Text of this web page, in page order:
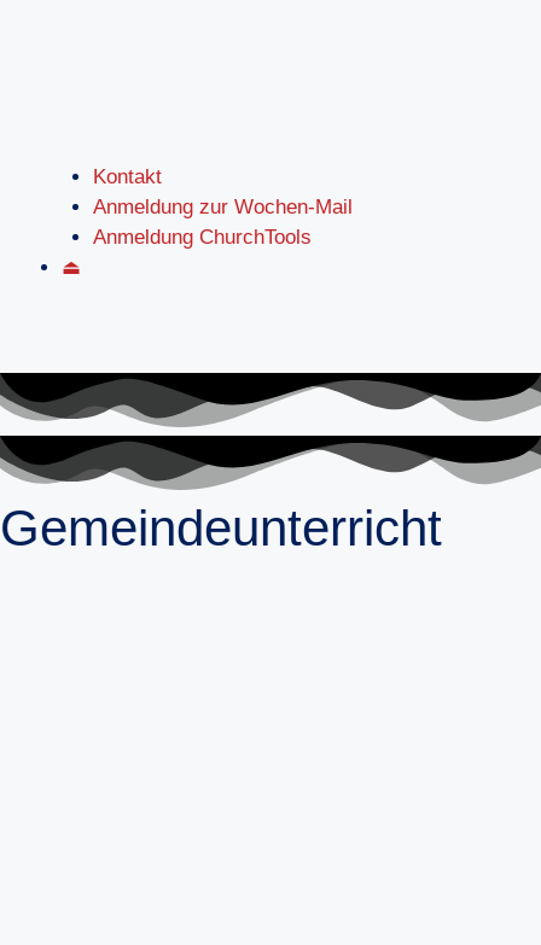
Kontakt
Anmeldung zur Wochen-Mail
Anmeldung ChurchTools
⏏
Gemeindeunterricht